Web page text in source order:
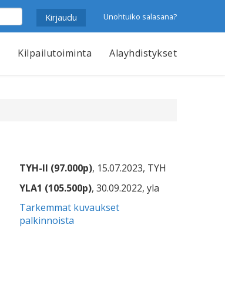
Unohtuiko salasana?
Kilpailutoiminta Alayhdistykset
TYH-II (97.000p), 15.07.2023, TYH
YLA1 (105.500p), 30.09.2022, yla
Tarkemmat kuvaukset
palkinnoista